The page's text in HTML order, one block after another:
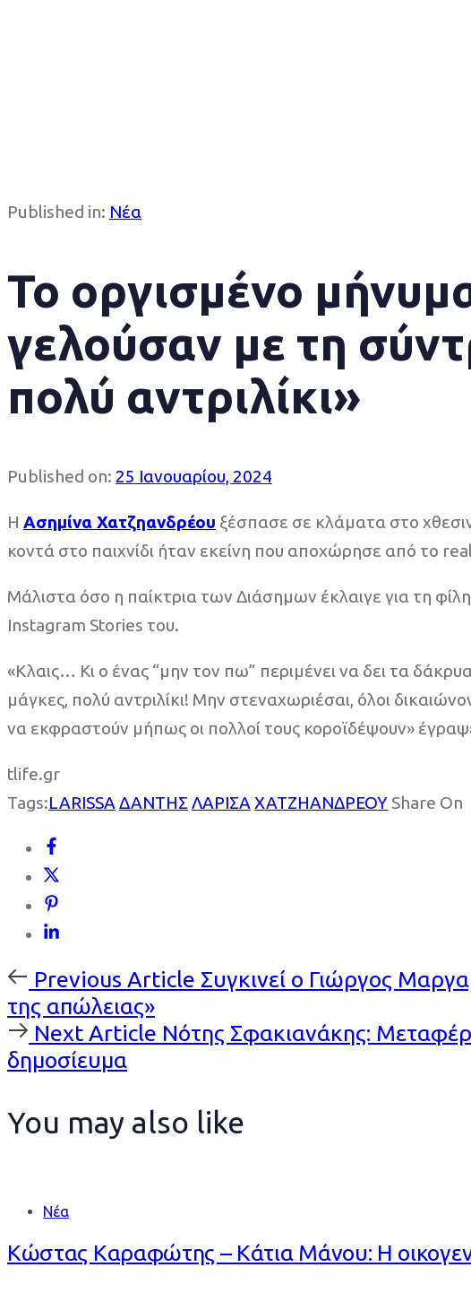
Published in: Νέα
Το οργισμένο
γελούσαν με τη
πολύ αντριλίκι»
Published on: 25 Ιανουαρίου, 2024
Η Ασημίνα Χατζηανδρέου ξέσπασε σε κλάματα στο
κοντά στο παιχνίδι ήταν εκείνη που αποχώρησε από το
Μάλιστα όσο η παίκτρια των Διάσημων έκλαιγε για τη
Instagram Stories του.
«Κλαις… Κι ο ένας “μην τον πω” περιμένει να δει τα
μάγκες, πολύ αντριλίκι! Μην στεναχωριέσαι, όλοι
να εκφραστούν μήπως οι πολλοί τους κοροϊδέψουν»
tlife.gr
Tags:LARISSA ΔΑΝΤΗΣ ΛΑΡΙΣΑ ΧΑΤΖΗΑΝΔΡΕΟΥ Share On
Previous
Article
Previous Article Συγκινεί ο Γιώργος
της απώλειας»
Next
Article
Next Article Νότης Σφακιανάκης:
δημοσίευμα
You may also like
Νέα
Κώστας Καραφώτης – Κάτια Μάνου: Η